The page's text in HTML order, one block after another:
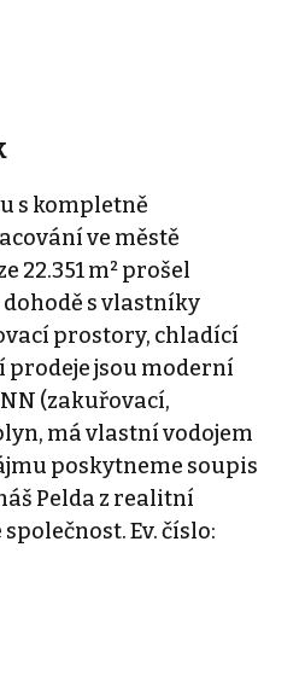
s kompletně
ve městě
22.351 m² prošel
dohodě s vlastníky
prostory, chladící
prodeje jsou moderní
(zakuřovací,
má vlastní vodojem
poskytneme soupis
Pelda z realitní
Ev. číslo: